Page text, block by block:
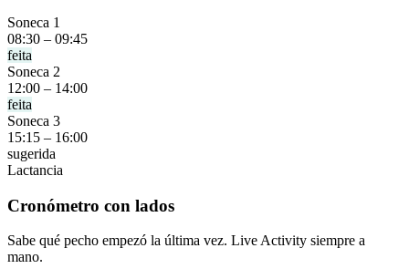
Soneca 1
08:30 – 09:45
feita
Soneca 2
12:00 – 14:00
feita
Soneca 3
15:15 – 16:00
sugerida
Lactancia
Cronómetro con lados
Sabe qué pecho empezó la última vez. Live Activity siempre a
mano.